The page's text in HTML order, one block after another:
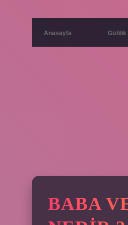
Anasayfa Gizlilik
BABA